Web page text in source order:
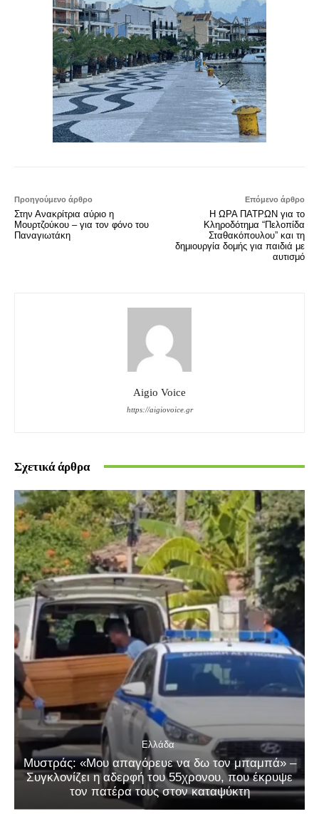
Προηγούμενο άρθρο
Στην Ανακρίτρια αύριο η
Μουρτζούκου – για τον φόνο του
Παναγιωτάκη
Επόμενο άρθρο
Η ΩΡΑ ΠΑΤΡΩΝ για το
Κληροδότημα “Πελοπίδα
Σταθακόπουλου” και τη
δημιουργία δομής για παιδιά με
αυτισμό
Aigio Voice
https://aigiovoice.gr
Σχετικά άρθρα
Ελλάδα
Μυστράς: «Μου απαγόρευε να δω τον μπαμπά» –
Συγκλονίζει η αδερφή του 55χρονου, που έκρυψε
τον πατέρα τους στον καταψύκτη